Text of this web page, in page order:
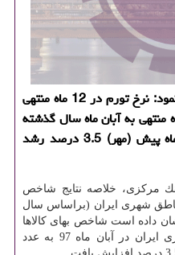
تولیدو: تهران- بانك مركزی اعلام نمود: نرخ تورم در 12 ماه منتهی
ماه امسال نسبت به 12 ماه منتهی به آبان ماه سال گذشته
18.4 درصد است كه نسبت به ماه پیش (مهر) 3.5 درصد رشد
مركزی، خلاصه نتایج شاخص
شهری ایران (براساس سال
100=1395) در آبان ماه 1397 نشان داده است شاخص بهای كالاها
مصرفی در مناطق شهری ایران در آبان ماه 97 به عدد